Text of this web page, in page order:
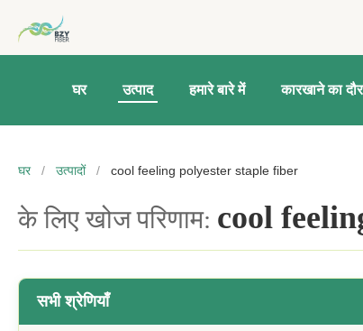
घर उत्पाद हमारे बारे में कारखाने का
घर / उत्पादों / cool feeling polyester staple fiber
के लिए खोज परिणाम: cool
सभी श्रेणियाँ